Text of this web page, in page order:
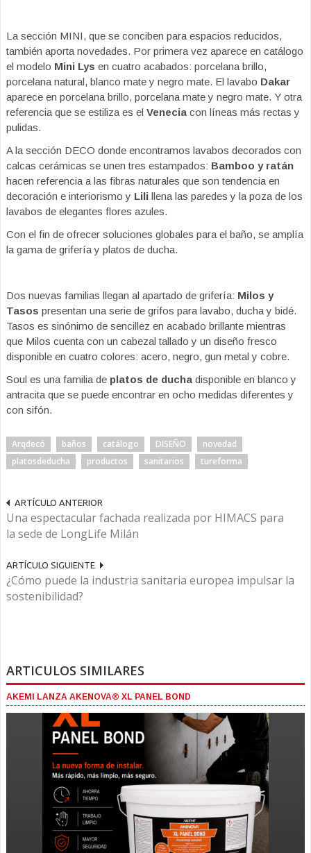
La sección MINI, que se conciben para espacios reducidos,
también aporta novedades. Por primera vez aparece en catálogo
el modelo Mini Lys en cuatro acabados: porcelana brillo,
porcelana natural, blanco mate y negro mate. El lavabo Dakar
aparece en porcelana brillo, porcelana mate y negro mate. Y otra
referencia que se estiliza es el Venecia con líneas más rectas y
pulidas.
A la sección DECO donde encontramos lavabos decorados con
calcas cerámicas se unen tres estampados: Bamboo y ratán
hacen referencia a las fibras naturales que son tendencia en
decoración e interiorismo y Lili llena las paredes y la poza de los
lavabos de elegantes flores azules.
Con el fin de ofrecer soluciones globales para el baño, se amplía
la gama de grifería y platos de ducha.
Dos nuevas familias llegan al apartado de grifería: Milos y
Tasos presentan una serie de grifos para lavabo, ducha y bidé.
Tasos es sinónimo de sencillez en acabado brillante mientras
que Milos cuenta con un cabezal tallado y un diseño fresco
disponible en cuatro colores: acero, negro, gun metal y cobre.
Soul es una familia de platos de ducha disponible en blanco y
antracita que se puede encontrar en ocho medidas diferentes y
con sifón.
Arqdecó baños catálogo DISEÑO
novedad
platosdeducha
productos sanitarios tureforma
ARTÍCULO ANTERIOR
Una espectacular fachada realizada por HIMACS para
la sede de LongLife Milán
ARTÍCULO SIGUIENTE
¿Cómo puede la industria sanitaria europea impulsar la
sostenibilidad?
ARTICULOS SIMILARES
AKEMI LANZA AKENOVA® XL PANEL BOND